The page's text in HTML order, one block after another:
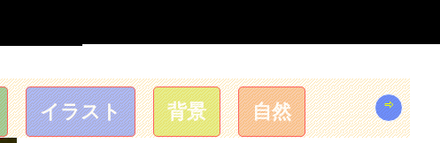
イラスト 背景 自然 ⇨